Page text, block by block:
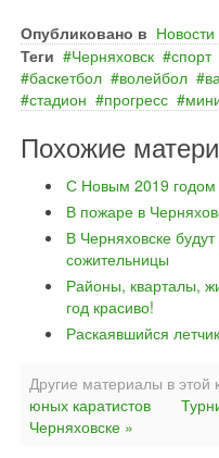
Опубликовано в
Теги
Черняховск спорт
баскетбол
волейбол
стадион
прогресс
Похожие
С Новым 2019 годом
В пожаре в
В Черняховске
сожительницы
Районы, кварталы,
год красиво!
Раскаявшийся
Другие материалы в этой
юных каратистов
Черняховске »